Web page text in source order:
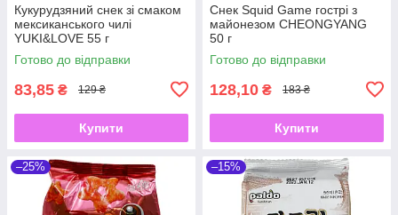
Кукурудзяний снек зі смаком
мексиканського чилі
YUKI&LOVE 55 г
Готово до відправки
83,85 ₴ 129 ₴
Купити
Снек Squid Game гострі з
майонезом CHEONGYANG
50 г
Готово до відправки
128,10 ₴ 183 ₴
Купити
–25% –15%